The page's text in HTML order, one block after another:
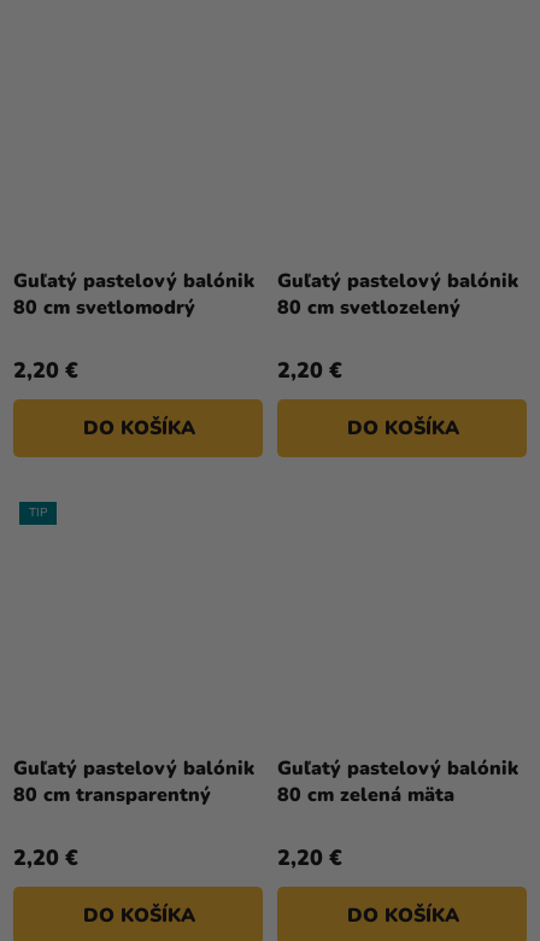
Guľatý pastelový balónik
80 cm svetlomodrý
2,20 €
DO KOŠÍKA
Guľatý pastelový balónik
80 cm svetlozelený
2,20 €
DO KOŠÍKA
TIP
Guľatý pastelový balónik
80 cm transparentný
2,20 €
DO KOŠÍKA
Guľatý pastelový balónik
80 cm zelená mäta
2,20 €
DO KOŠÍKA